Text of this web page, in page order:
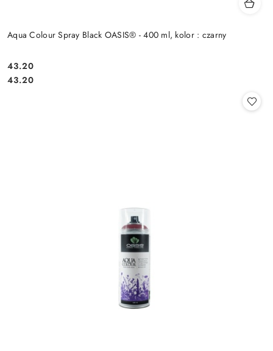
Aqua Colour Spray Black OASIS® - 400 ml, kolor : czarny
Cena:
43.20
Cena:
43.20